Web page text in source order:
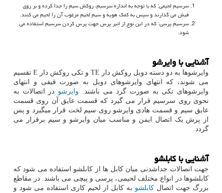
سرسیم لحیمی: که با توجه به اندازه سرسیم، روکش سیم را جدا کرده و بر روی
فیش می گذارند و سپس به کمک هویه و سیم لحیم مرغوب آن را لحیم می کنند.
سرسیم پرسی: که در این نوع از انبر پرس جهت پرس کردن سرسیم استفاده می
شود.
آشنایی با وایرشو
وایرشوها به دو دسته دوبل روکش دار TE و تکی روکش دار E تقسیم
می شوند، که انتهای وایرشوهای دوبل به صورت قیفی و انتهای
وایرشوهای تکی به صورت گرد می باشند. وایرشو در اتصالات به
نحوی روی سرسیم قرار می گیرد که قسمت عایق آن روی قسمت
عایق سیم و قسمت هادی وایرشو روی سیم لخت قرار میگیرد و پس
از پرش یک اتصال ایمن و مناسب میان وایرشو و سیم برقرار می
گردد.
آشنایی با کابلشو
جهت اتصالات جداشدنی میان کابل ها از کابلشو استفاده می شود که
کابلشوها در انواع مختلف لحیمی، پرسی و پیچی می باشند. در مقاطع
بزرگ جهت اتصال کابلشو به کابل از لحیم کاری استفاده می شود و